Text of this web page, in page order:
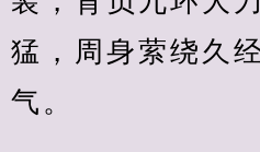
猛，周身萦绕久
气。